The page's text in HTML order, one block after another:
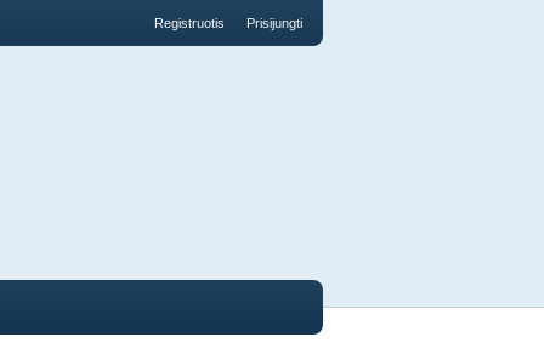
Registruotis Prisijungti